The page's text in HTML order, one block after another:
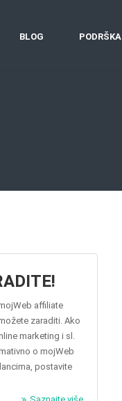
BLOG PODRŠKA
affiliate
zaraditi. Ako
marketing i sl.
o mojWeb
postavite